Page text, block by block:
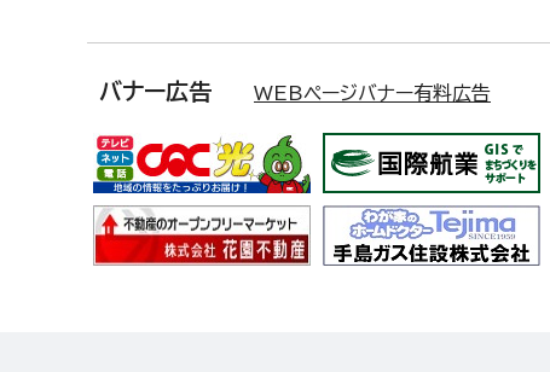
バナー広告 WEBページバナー有料広告